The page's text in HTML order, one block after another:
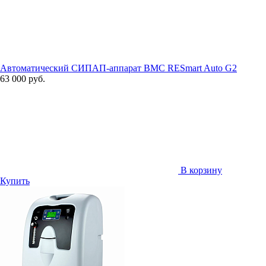
Автоматический СИПАП-аппарат BMC RESmart Auto G2
63 000 руб.
В корзину
Купить